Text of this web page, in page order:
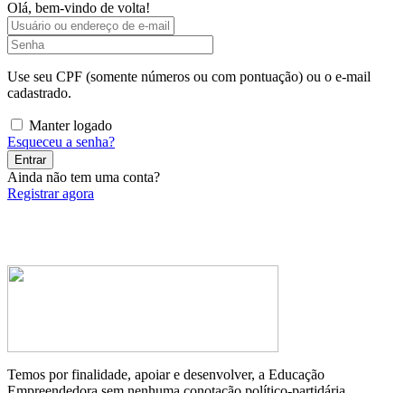
Olá, bem-vindo de volta!
Use seu CPF (somente números ou com pontuação) ou o e-mail
cadastrado.
Manter logado
Esqueceu a senha?
Entrar
Ainda não tem uma conta?
Registrar agora
Temos por finalidade, apoiar e desenvolver, a Educação